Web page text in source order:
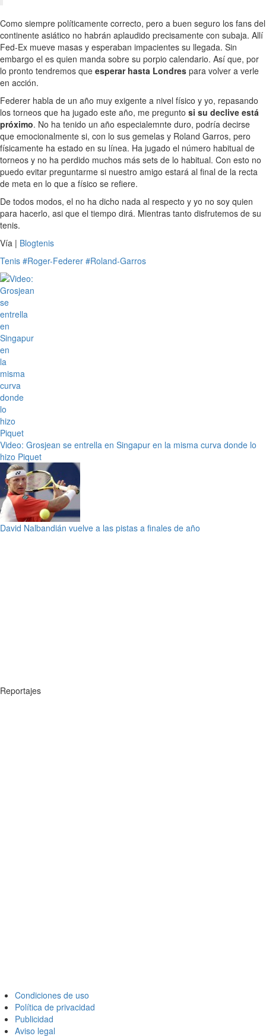
Como siempre políticamente correcto, pero a buen seguro los fans del
continente asiático no habrán aplaudido precisamente con subaja. Allí
Fed-Ex mueve masas y esperaban impacientes su llegada. Sin
embargo el es quien manda sobre su porpio calendario. Así que, por
lo pronto tendremos que esperar hasta Londres para volver a verle
en acción.
Federer habla de un año muy exigente a nivel físico y yo, repasando
los torneos que ha jugado este año, me pregunto si su declive está
próximo. No ha tenido un año especialemnte duro, podría decirse
que emocionalmente si, con lo sus gemelas y Roland Garros, pero
físicamente ha estado en su línea. Ha jugado el número habitual de
torneos y no ha perdido muchos más sets de lo habitual. Con esto no
puedo evitar preguntarme si nuestro amigo estará al final de la recta
de meta en lo que a físico se refiere.
De todos modos, el no ha dicho nada al respecto y yo no soy quien
para hacerlo, asi que el tiempo dirá. Mientras tanto disfrutemos de su
tenis.
Vía | Blogtenis
Tenis #Roger-Federer #Roland-Garros
Video: Grosjean se entrella en Singapur en la misma curva donde lo
hizo Piquet
David Nalbandián vuelve a las pistas a finales de año
Reportajes
Condiciones de uso
Política de privacidad
Publicidad
Aviso legal